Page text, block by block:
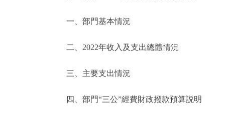
一、部門基本情況
二、2022年收入及支出總體情況
三、主要支出情況
四、部門“三公”經費財政撥款預算説明